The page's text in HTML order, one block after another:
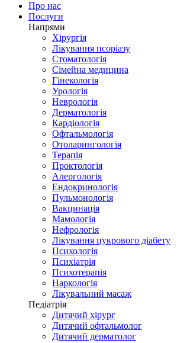
Про нас
Послуги
Напрями
Хірургія
Лікування псоріазу
Стоматологія
Сімейна медицина
Гінекологія
Урологія
Неврологія
Дерматологія
Кардіологія
Офтальмологія
Отоларингологія
Терапія
Проктологія
Алергологія
Ендокринологія
Пульмонологія
Вакцинація
Мамологія
Нефрологія
Лікування цукрового діабету
Психологія
Психіатрія
Психотерапія
Наркологія
Лікувальний масаж
Педіатрія
Дитячий хірург
Дитячий офтальмолог
Дитячий дерматолог